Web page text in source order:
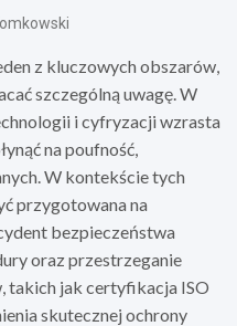
z kluczowych obszarów,
szczególną uwagę. W
i cyfryzacji wzrasta
na poufność,
W kontekście tych
przygotowana na
bezpieczeństwa
oraz przestrzeganie
takich jak certyfikacja ISO
skutecznej ochrony